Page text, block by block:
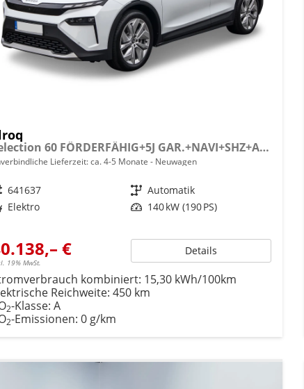
Selection 60 FÖRDERFÄHIG+5J GAR.+NAVI+SHZ+ACC+KAMERA+19" ALU+SMARTLINK+KLIMA+LED
Lieferzeit: ca. 4-5 Monate Neuwagen
641637 Getriebe Automatik
Elektro Leistung 140 kW (190 PS)
€
19% MwSt.
Details
kombiniert: 15,30 kWh/100km
Reichweite: 450 km
2-Klasse: A
2-Emissionen:0 g/km